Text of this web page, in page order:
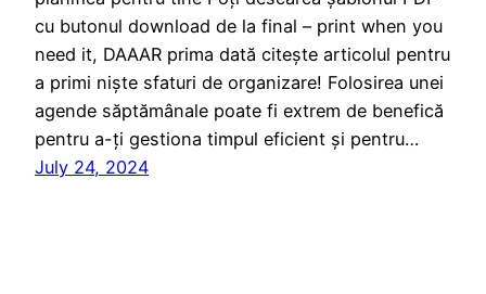
cu butonul download de la final – print when you
need it, DAAAR prima dată citește articolul pentru
a primi niște sfaturi de organizare! Folosirea unei
agende săptămânale poate fi extrem de benefică
pentru a-ți gestiona timpul eficient și pentru…
July 24, 2024